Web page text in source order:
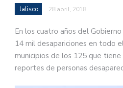
Jalisco 28 abril, 2018
En los cuatro años del
14 mil desapariciones en todo
municipios de los 125 que
reportes de personas